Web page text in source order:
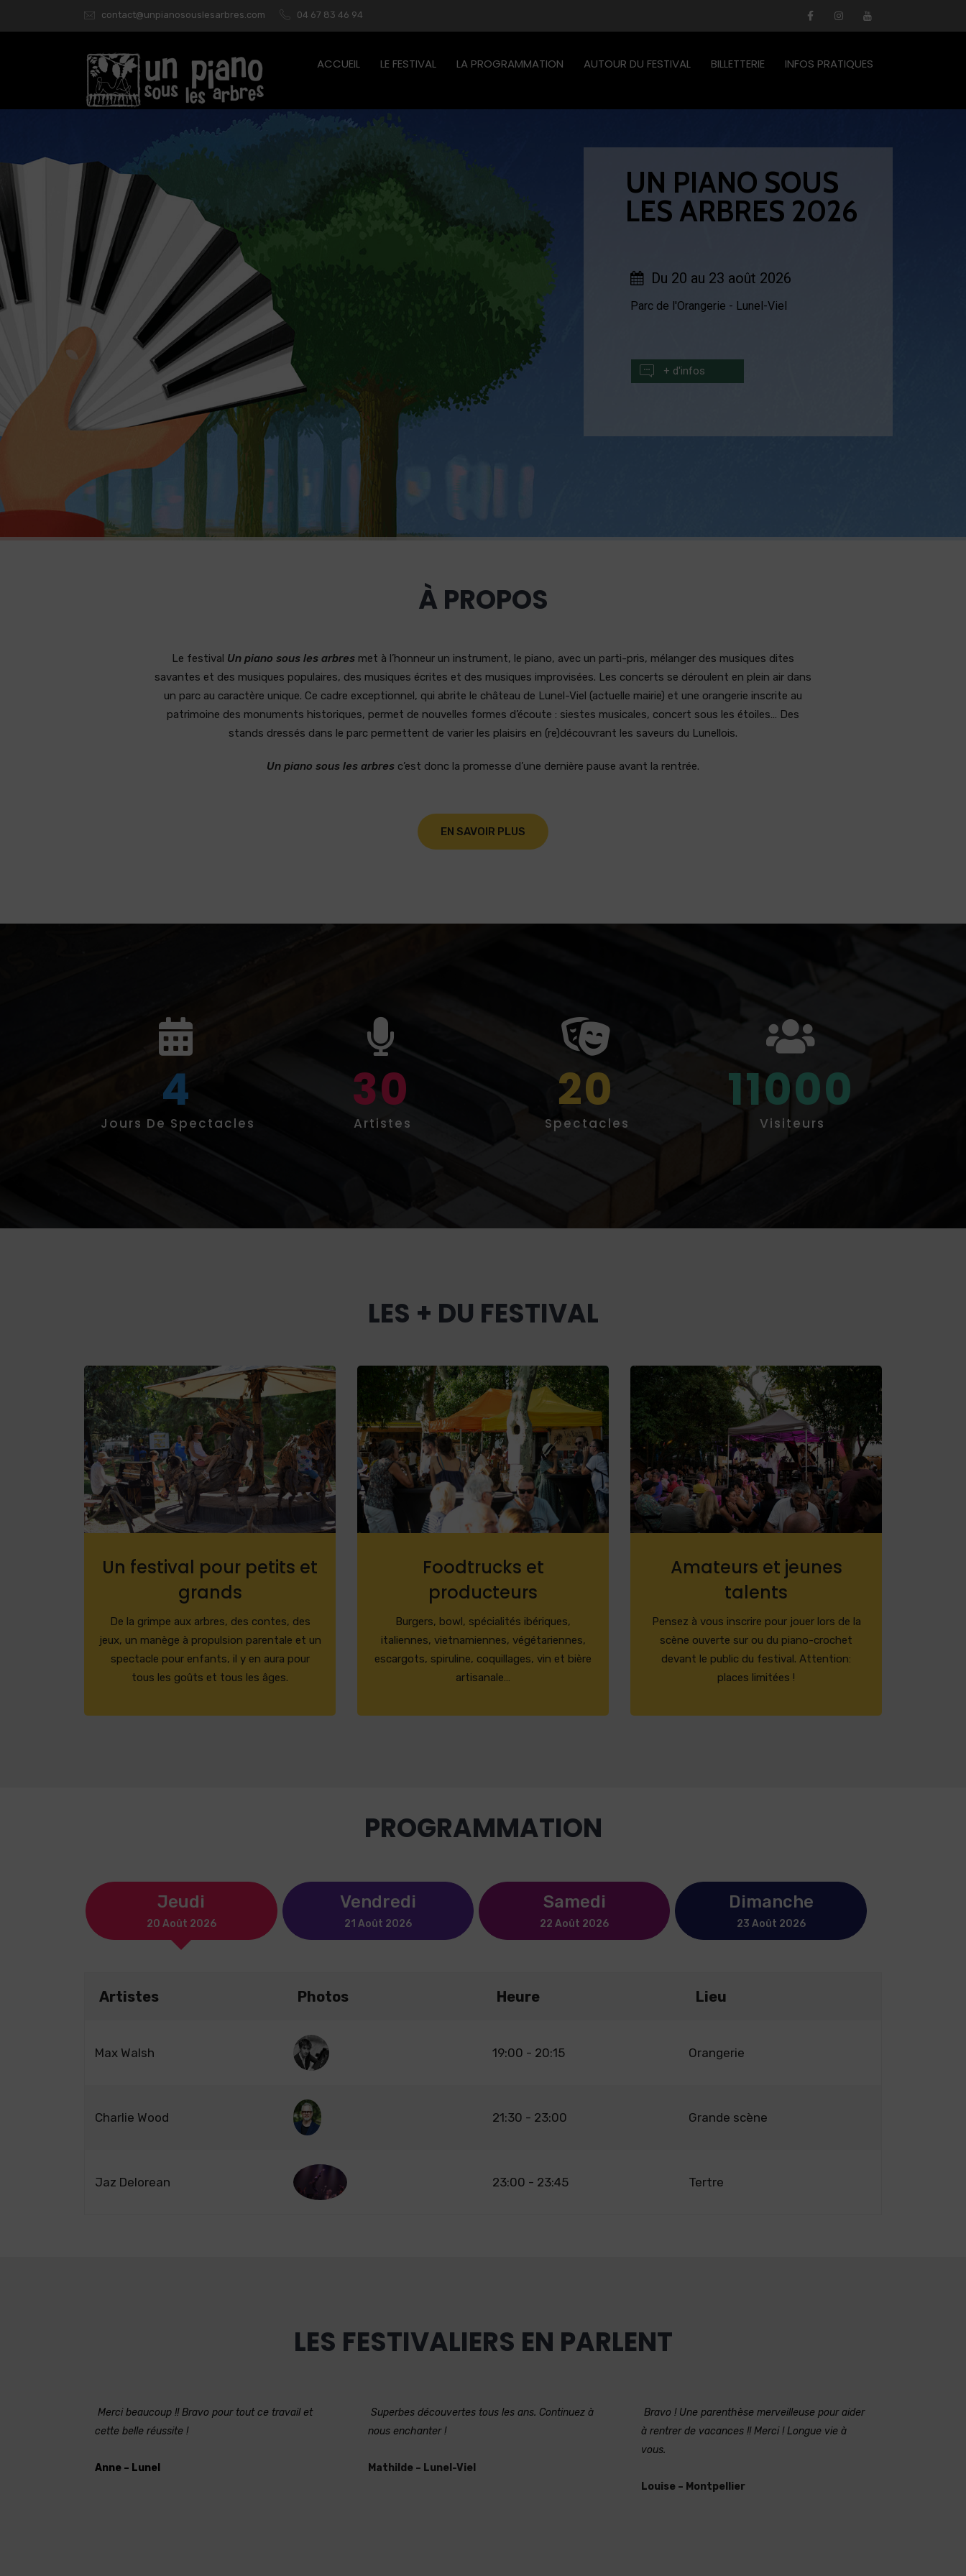
contact@unpianosouslesarbres.com 04 67 83 46 94
ACCUEIL LE FESTIVAL LA PROGRAMMATION AUTOUR DU FESTIVAL BILLETTERIE INFOS PRATIQUES
Parc de l'Orangerie - Lunel-Viel
UN PIANO SOUS
LES ARBRES 2026
Du 20 au 23 août 2026
+ d'infos
À PROPOS
Le festival Un piano sous les arbres met à l’honneur un instrument, le piano, avec un parti-pris, mélanger des musiques dites
savantes et des musiques populaires, des musiques écrites et des musiques improvisées. Les concerts se déroulent en plein air dans
un parc au caractère unique. Ce cadre exceptionnel, qui abrite le château de Lunel-Viel (actuelle mairie) et une orangerie inscrite au
patrimoine des monuments historiques, permet de nouvelles formes d’écoute : siestes musicales, concert sous les étoiles… Des
stands dressés dans le parc permettent de varier les plaisirs en (re)découvrant les saveurs du Lunellois.
Un piano sous les arbres c’est donc la promesse d’une dernière pause avant la rentrée.
EN SAVOIR PLUS
4
Jours De Spectacles
30
Artistes
20
Spectacles
11000
Visiteurs
LES + DU FESTIVAL
Un festival pour petits et
grands
De la grimpe aux arbres, des contes, des
jeux, un manège à propulsion parentale et un
spectacle pour enfants, il y en aura pour
tous les goûts et tous les âges.
Foodtrucks et
producteurs
Burgers, bowl, spécialités ibériques,
italiennes, vietnamiennes, végétariennes,
escargots, spiruline, coquillages, vin et bière
artisanale…
Amateurs et jeunes
talents
Pensez à vous inscrire pour jouer lors de la
scène ouverte sur ou du piano-crochet
devant le public du festival. Attention:
places limitées !
PROGRAMMATION
Jeudi
20 Août 2026
Vendredi
21 Août 2026
Samedi
22 Août 2026
Dimanche
23 Août 2026
Artistes Photos Heure Lieu
Max Walsh 19:00 - 20:15 Orangerie
Charlie Wood 21:30 - 23:00 Grande scène
Jaz Delorean 23:00 - 23:45 Tertre
LES FESTIVALIERS EN PARLENT
Merci beaucoup !! Bravo pour tout ce travail et
cette belle réussite !
Anne – Lunel
Superbes découvertes tous les ans. Continuez à
nous enchanter !
Mathilde – Lunel-Viel
Bravo ! Une parenthèse merveilleuse pour aider
à rentrer de vacances !! Merci ! Longue vie à
vous.
Louise – Montpellier